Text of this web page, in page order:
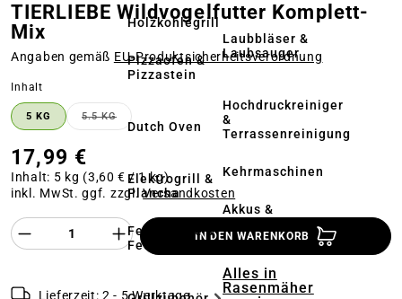
Holzkohlegrill
Pizzaofen &
Pizzastein
Dutch Oven
Elektrogrill &
Plancha
Feuerstelle &
Feuerschale
Laubbläser &
Laubsauger
Hochdruckreiniger
&
Terrassenreinigung
Kehrmaschinen
Akkus &
Alles in
Rasenmäher
TIERLIEBE Wildvogelfutter Komplett-
Mix
Angaben gemäß EU‑Produktsicherheitsverordnung
Inhalt
5 KG 5.5 KG(DIESE OPTION IST ZURZEIT NICHT VERFÜGBAR.)
17,99 €
Inhalt: 5 kg (3,60 € / 1 kg)
inkl. MwSt. ggf. zzgl.Versandkosten
Produkt Anzahl des Produktes
IN DEN WARENKORB
Lieferzeit: 2 - 5 Werktage